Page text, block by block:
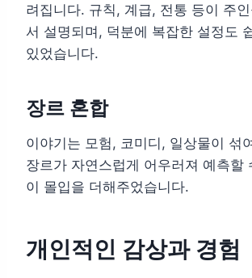
려집니다. 규칙, 계급, 전통 등이 주
서 설명되며, 덕분에 복잡한 설정도
있었습니다.
장르 혼합
이야기는 모험, 코미디, 일상물이 섞
장르가 자연스럽게 어우러져 예측할
이 몰입을 더해주었습니다.
개인적인 감상과 경험